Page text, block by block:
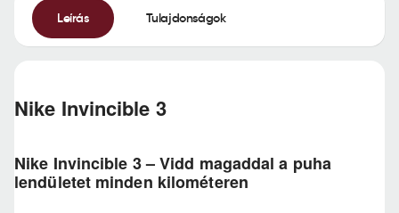
Leírás Tulajdonságok
Nike Invincible 3
Nike Invincible 3 – Vidd magaddal a puha
lendületet minden kilométeren